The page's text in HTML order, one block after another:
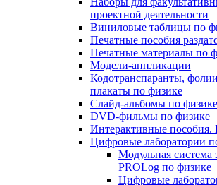
проектной деятельности
Виниловые таблицы по
Печатные пособия
Печатные материалы по
Модели-аппликации
Кодотранспаранты,
плакаты по физике
Слайд-альбомы по физике
DVD-фильмы по физике
Интерактивные пособия.
Цифровые лаборатории
Модульная система
PROLog по физике
Цифровые